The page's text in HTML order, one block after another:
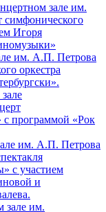
зале им.
Игоря
с программой «Рок
зале им.